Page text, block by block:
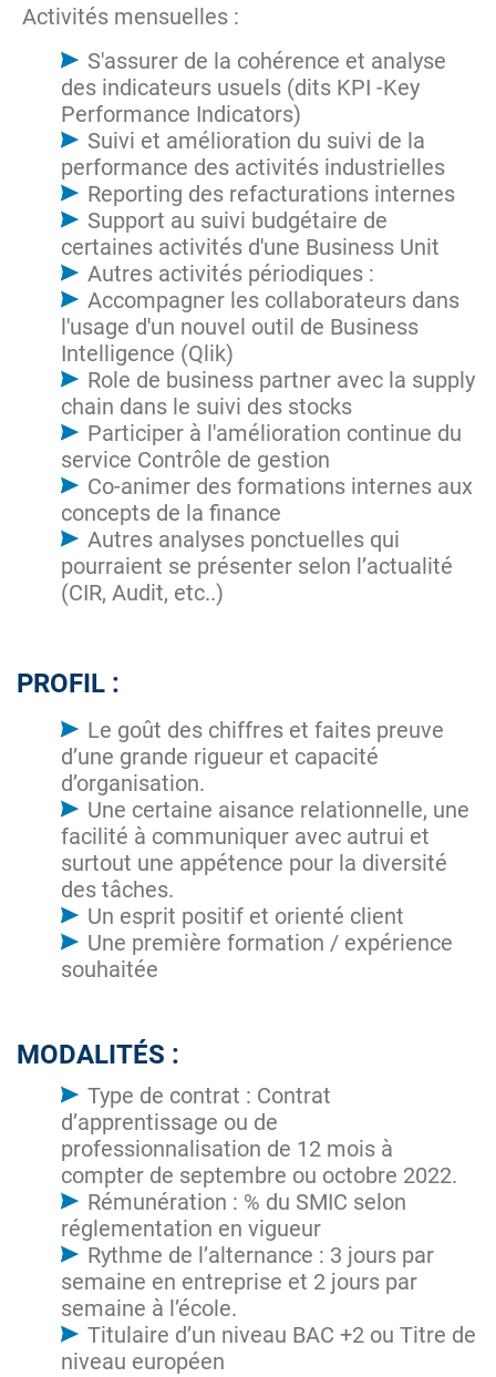
Activités mensuelles :
S'assurer de la cohérence et analyse
des indicateurs usuels (dits KPI -Key
Performance Indicators)
Suivi et amélioration du suivi de la
performance des activités industrielles
Reporting des refacturations internes
Support au suivi budgétaire de
certaines activités d'une Business Unit
Autres activités périodiques :
Accompagner les collaborateurs dans
l'usage d'un nouvel outil de Business
Intelligence (Qlik)
Role de business partner avec la supply
chain dans le suivi des stocks
Participer à l'amélioration continue du
service Contrôle de gestion
Co-animer des formations internes aux
concepts de la finance
Autres analyses ponctuelles qui
pourraient se présenter selon l’actualité
(CIR, Audit, etc..)
PROFIL :
Le goût des chiffres et faites preuve
d’une grande rigueur et capacité
d’organisation.
Une certaine aisance relationnelle, une
facilité à communiquer avec autrui et
surtout une appétence pour la diversité
des tâches.
Un esprit positif et orienté client
Une première formation / expérience
souhaitée
MODALITÉS :
Type de contrat : Contrat
d’apprentissage ou de
professionnalisation de 12 mois à
compter de septembre ou octobre 2022.
Rémunération : % du SMIC selon
réglementation en vigueur
Rythme de l’alternance : 3 jours par
semaine en entreprise et 2 jours par
semaine à l’école.
Titulaire d’un niveau BAC +2 ou Titre de
niveau européen